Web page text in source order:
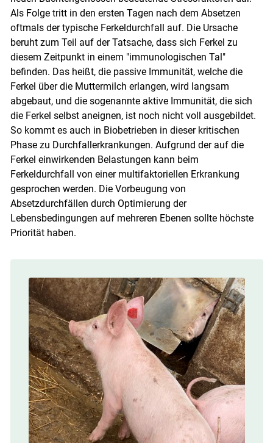
Als Folge tritt in den ersten Tagen nach dem Absetzen
oftmals der typische Ferkeldurchfall auf. Die Ursache
beruht zum Teil auf der Tatsache, dass sich Ferkel zu
diesem Zeitpunkt in einem "immunologischen Tal"
befinden. Das heißt, die passive Immunität, welche die
Ferkel über die Muttermilch erlangen, wird langsam
abgebaut, und die sogenannte aktive Immunität, die sich
die Ferkel selbst aneignen, ist noch nicht voll ausgebildet.
So kommt es auch in Biobetrieben in dieser kritischen
Phase zu Durchfallerkrankungen. Aufgrund der auf die
Ferkel einwirkenden Belastungen kann beim
Ferkeldurchfall von einer multifaktoriellen Erkrankung
gesprochen werden. Die Vorbeugung von
Absetzdurchfällen durch Optimierung der
Lebensbedingungen auf mehreren Ebenen sollte höchste
Priorität haben.